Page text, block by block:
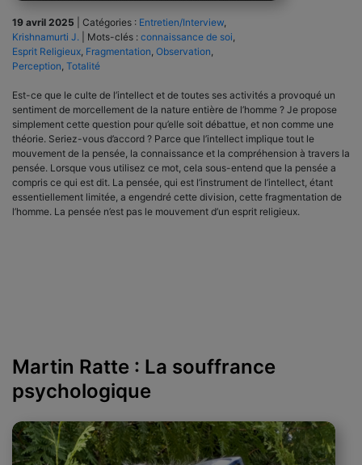
19 avril 2025 Catégories : Entretien/Interview
Krishnamurti J.
Mots-clés : connaissance de soi
Esprit Religieux Fragmentation Observation
Perception Totalité
Est-ce que le culte de l’intellect et de toutes ses activités a provoqué un
sentiment de morcellement de la nature entière de l’homme ? Je propose
simplement cette question pour qu’elle soit débattue, et non comme une
théorie. Seriez-vous d’accord ? Parce que l’intellect implique tout le
mouvement de la pensée, la connaissance et la compréhension à travers la
pensée. Lorsque vous utilisez ce mot, cela sous-entend que la pensée a
compris ce qui est dit. La pensée, qui est l’instrument de l’intellect, étant
essentiellement limitée, a engendré cette division, cette fragmentation de
l’homme. La pensée n’est pas le mouvement d’un esprit religieux.
Martin Ratte : La souffrance
psychologique